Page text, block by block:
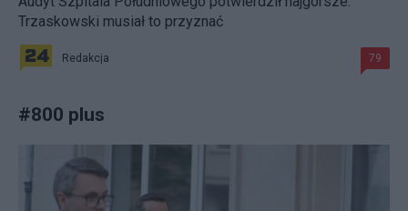
Trzaskowski musiał to przyznać
Redakcja 79
#800 plus